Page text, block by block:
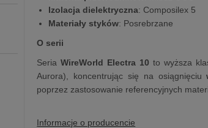
Izolacja dielektryczna: Composilex 5
Materiały styków: Posrebrzane
O serii
SeriaWireWorld Electra 10 to wyższa
Aurora), koncentrując się na osiągnięciu
poprzez zastosowanie referencyjnych
Informacje o producencie